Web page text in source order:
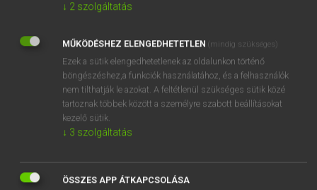
cloîtrer
SZOTAR.NET APPLIKÁCIÓ
BEÉPÜLŐ SZÓTÁRMODUL
↓ 2 szolgáltatás
MŰKÖDÉSHEZ ELENGEDHETETLEN (mindig szükséges)
Ezek a sütik elengedhetetlenek az oldalunkon történő
böngészéshez,a funkciók használatához, és a felhasználók
nem tilthatják le azokat. A feltétlenül szükséges sütik közé
tartoznak többek között a személyre szabott beállításokat
kezelő sütik.
↓ 3 szolgáltatás
ÖSSZES APP ÁTKAPCSOLÁSA